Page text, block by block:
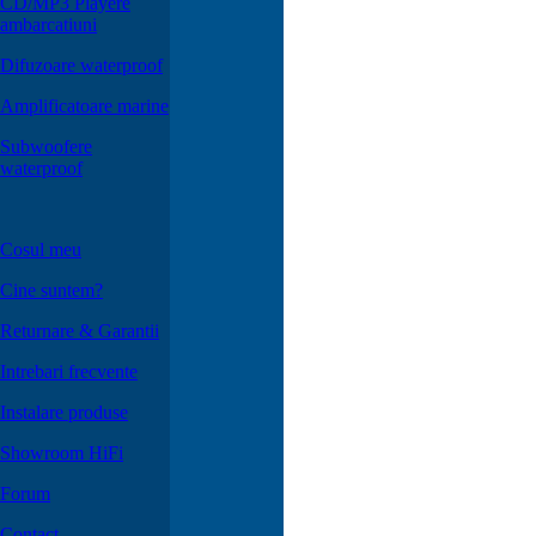
ambarcatiuni
Difuzoare waterproof
Amplificatoare marine
Subwoofere
waterproof
Cosul meu
Cine suntem?
Returnare & Garantii
Intrebari frecvente
Instalare produse
Showroom HiFi
Forum